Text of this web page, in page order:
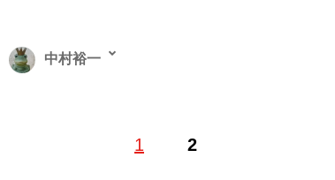
1 2
中村裕一
うライター。Xアカウント：
@Yuichitter